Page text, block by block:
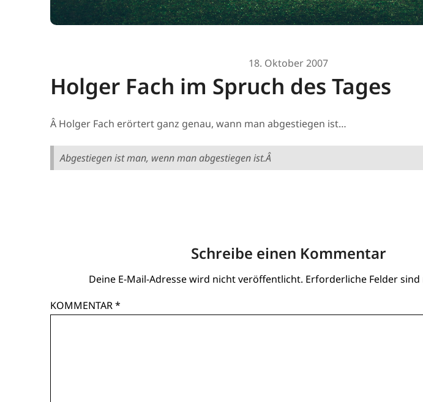
18. Oktober 2007
Holger Fach im Spruch des Tages
Â Holger Fach erörtert ganz genau, wann man abgestiegen ist…
Abgestiegen ist man, wenn man abgestiegen ist.Â
Schreibe einen Kommentar
Deine E-Mail-Adresse wird nicht veröffentlicht. Erforderliche Felder
KOMMENTAR*